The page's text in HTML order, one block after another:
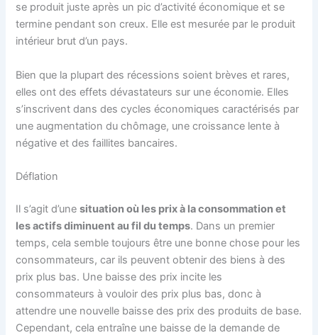
se produit juste après un pic d’activité économique et se
termine pendant son creux. Elle est mesurée par le produit
intérieur brut d’un pays.
Bien que la plupart des récessions soient brèves et rares,
elles ont des effets dévastateurs sur une économie. Elles
s’inscrivent dans des cycles économiques caractérisés par
une augmentation du chômage, une croissance lente à
négative et des faillites bancaires.
Déflation
Il s’agit d’unesituation où les prix à la consommation et
les actifs diminuent au fil du temps. Dans un premier
temps, cela semble toujours être une bonne chose pour les
consommateurs, car ils peuvent obtenir des biens à des
prix plus bas. Une baisse des prix incite les
consommateurs à vouloir des prix plus bas, donc à
attendre une nouvelle baisse des prix des produits de base.
Cependant, cela entraîne une baisse de la demande de